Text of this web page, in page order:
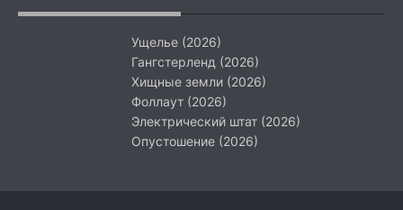
Ущелье (2026)
Гангстерленд (2026)
Хищные земли (2026)
Фоллаут (2026)
Электрический штат (2026)
Опустошение (2026)